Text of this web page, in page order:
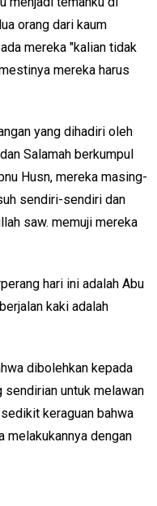
orang dari kaum
mereka "kalian tidak
mereka harus
yang dihadiri oleh
Salamah berkumpul
Husn, mereka masing-
sendiri-sendiri dan
saw. memuji mereka
hari ini adalah Abu
kaki adalah
dibolehkan kepada
untuk melawan
keraguan bahwa
melakukannya dengan